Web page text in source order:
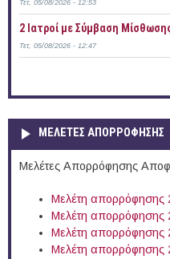
Τετ, 05/08/2026 - 12:53
2 Ιατροί με Σύμβαση
Τετ, 05/08/2026 - 12:47
ΜΕΛΕΤΕΣ ΑΠΟΡΡΟΦΗΣΗΣ
Μελέτες Απορρόφησης
Μελέτη απορρόφησης
Μελέτη απορρόφησης
Μελέτη απορρόφησης
Μελέτη απορρόφησης